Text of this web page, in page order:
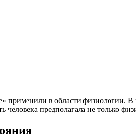
применили в области физиологии.
человека предполагала не только